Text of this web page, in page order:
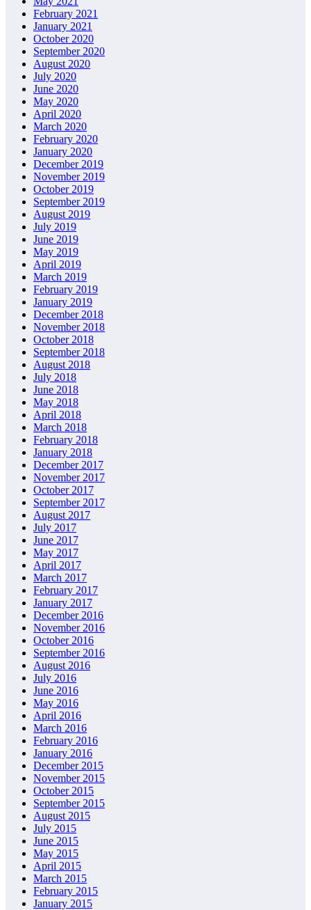
February 2021
January 2021
October 2020
September 2020
August 2020
July 2020
June 2020
May 2020
April 2020
March 2020
February 2020
January 2020
December 2019
November 2019
October 2019
September 2019
August 2019
July 2019
June 2019
May 2019
April 2019
March 2019
February 2019
January 2019
December 2018
November 2018
October 2018
September 2018
August 2018
July 2018
June 2018
May 2018
April 2018
March 2018
February 2018
January 2018
December 2017
November 2017
October 2017
September 2017
August 2017
July 2017
June 2017
May 2017
April 2017
March 2017
February 2017
January 2017
December 2016
November 2016
October 2016
September 2016
August 2016
July 2016
June 2016
May 2016
April 2016
March 2016
February 2016
January 2016
December 2015
November 2015
October 2015
September 2015
August 2015
July 2015
June 2015
May 2015
April 2015
March 2015
February 2015
January 2015